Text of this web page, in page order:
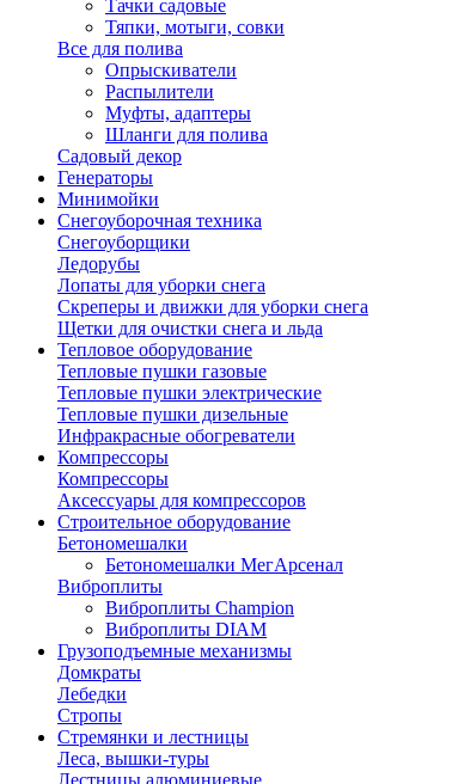
Тачки садовые
Тяпки, мотыги, совки
Все для полива
Опрыскиватели
Распылители
Муфты, адаптеры
Шланги для полива
Садовый декор
Генераторы
Минимойки
Снегоуборочная техника
Снегоуборщики
Ледорубы
Лопаты для уборки снега
Скреперы и движки для уборки снега
Щетки для очистки снега и льда
Тепловое оборудование
Тепловые пушки газовые
Тепловые пушки электрические
Тепловые пушки дизельные
Инфракрасные обогреватели
Компрессоры
Компрессоры
Аксессуары для компрессоров
Строительное оборудование
Бетономешалки
Бетономешалки МегАрсенал
Виброплиты
Виброплиты Champion
Виброплиты DIAM
Грузоподъемные механизмы
Домкраты
Лебедки
Стропы
Стремянки и лестницы
Леса, вышки-туры
Лестницы алюминиевые